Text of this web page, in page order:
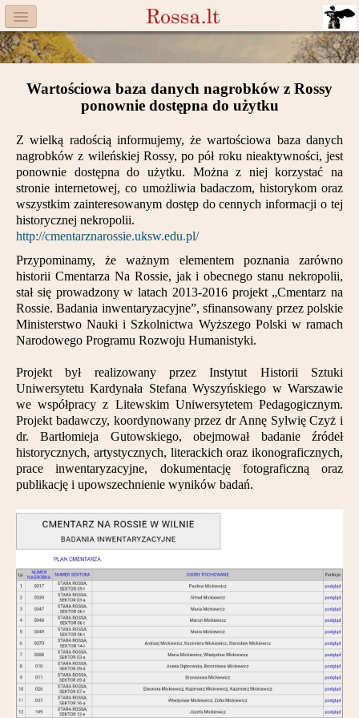
Menu
Facebook
Aktualności
Książka
Moneta
Cegiełki
Rossa
Trasy
Darczyńcy
Partnerzy
Kontakt
Wartościowa baza danych nagrobków z Rossy
ponownie dostępna do użytku
Z wielką radością informujemy, że wartościowa baza danych
nagrobków z wileńskiej Rossy, po pół roku nieaktywności, jest
ponownie dostępna do użytku. Można z niej korzystać na
stronie internetowej, co umożliwia badaczom, historykom oraz
wszystkim zainteresowanym dostęp do cennych informacji o tej
historycznej nekropolii.
http://cmentarznarossie.uksw.edu.pl/
Przypominamy, że ważnym elementem poznania zarówno
historii Cmentarza Na Rossie, jak i obecnego stanu nekropolii,
stał się prowadzony w latach 2013-2016 projekt „Cmentarz na
Rossie. Badania inwentaryzacyjne”, sfinansowany przez polskie
Ministerstwo Nauki i Szkolnictwa Wyższego Polski w ramach
Narodowego Programu Rozwoju Humanistyki.
Projekt był realizowany przez Instytut Historii Sztuki
Uniwersytetu Kardynała Stefana Wyszyńskiego w Warszawie
we współpracy z Litewskim Uniwersytetem Pedagogicznym.
Projekt badawczy, koordynowany przez dr Annę Sylwię Czyż i
dr. Bartłomieja Gutowskiego, obejmował badanie źródeł
historycznych, artystycznych, literackich oraz ikonograficznych,
prace inwentaryzacyjne, dokumentację fotograficzną oraz
publikację i upowszechnienie wyników badań.